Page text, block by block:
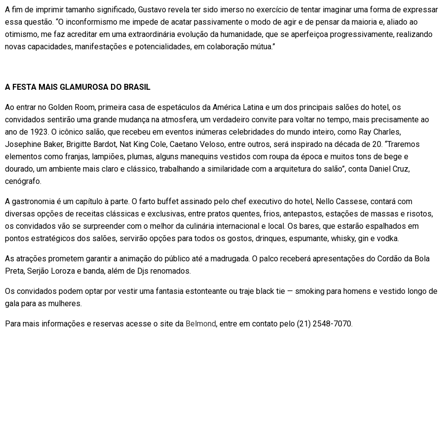
A fim de imprimir tamanho significado, Gustavo revela ter sido imerso no exercício de tentar imaginar uma forma de expressar
essa questão. “O inconformismo me impede de acatar passivamente o modo de agir e de pensar da maioria e, aliado ao
otimismo, me faz acreditar em uma extraordinária evolução da humanidade, que se aperfeiçoa progressivamente, realizando
novas capacidades, manifestações e potencialidades, em colaboração mútua.”
A FESTA MAIS GLAMUROSA DO BRASIL
Ao entrar no Golden Room, primeira casa de espetáculos da América Latina e um dos principais salões do hotel, os
convidados sentirão uma grande mudança na atmosfera, um verdadeiro convite para voltar no tempo, mais precisamente ao
ano de 1923. O icônico salão, que recebeu em eventos inúmeras celebridades do mundo inteiro, como Ray Charles,
Josephine Baker, Brigitte Bardot, Nat King Cole, Caetano Veloso, entre outros, será inspirado na década de 20. “Traremos
elementos como franjas, lampiões, plumas, alguns manequins vestidos com roupa da época e muitos tons de bege e
dourado, um ambiente mais claro e clássico, trabalhando a similaridade com a arquitetura do salão”, conta Daniel Cruz,
cenógrafo.
A gastronomia é um capítulo à parte. O farto buffet assinado pelo chef executivo do hotel, Nello Cassese, contará com
diversas opções de receitas clássicas e exclusivas, entre pratos quentes, frios, antepastos, estações de massas e risotos,
os convidados vão se surpreender com o melhor da culinária internacional e local. Os bares, que estarão espalhados em
pontos estratégicos dos salões, servirão opções para todos os gostos, drinques, espumante, whisky, gin e vodka.
As atrações prometem garantir a animação do público até a madrugada. O palco receberá apresentações do Cordão da Bola
Preta, Serjão Loroza e banda, além de Djs renomados.
Os convidados podem optar por vestir uma fantasia estonteante ou traje black tie — smoking para homens e vestido longo de
gala para as mulheres.
Para mais informações e reservas acesse o site da Belmond, entre em contato pelo (21) 2548-7070.